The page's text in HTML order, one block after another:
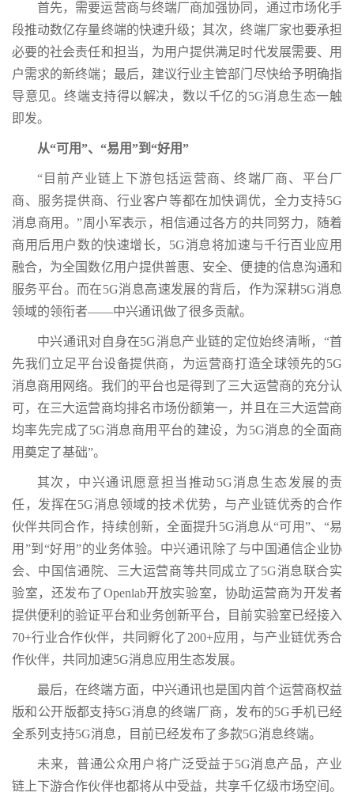
首先，需要运营商与终端厂商加强协同，通过市场化手
段推动数亿存量终端的快速升级；其次，终端厂家也要承担
必要的社会责任和担当，为用户提供满足时代发展需要、用
户需求的新终端；最后，建议行业主管部门尽快给予明确指
导意见。终端支持得以解决，数以千亿的5G消息生态一触
即发。
从“可用”、“易用”到“好用”
“目前产业链上下游包括运营商、终端厂商、平台厂
商、服务提供商、行业客户等都在加快调优，全力支持5G
消息商用。”周小军表示，相信通过各方的共同努力，随着
商用后用户数的快速增长，5G消息将加速与千行百业应用
融合，为全国数亿用户提供普惠、安全、便捷的信息沟通和
服务平台。而在5G消息高速发展的背后，作为深耕5G消息
领域的领衔者——中兴通讯做了很多贡献。
中兴通讯对自身在5G消息产业链的定位始终清晰，“首
先我们立足平台设备提供商，为运营商打造全球领先的5G
消息商用网络。我们的平台也是得到了三大运营商的充分认
可，在三大运营商均排名市场份额第一，并且在三大运营商
均率先完成了5G消息商用平台的建设，为5G消息的全面商
用奠定了基础”。
其次，中兴通讯愿意担当推动5G消息生态发展的责
任，发挥在5G消息领域的技术优势，与产业链优秀的合作
伙伴共同合作，持续创新，全面提升5G消息从“可用”、“易
用”到“好用”的业务体验。中兴通讯除了与中国通信企业协
会、中国信通院、三大运营商等共同成立了5G消息联合实
验室，还发布了Openlab开放实验室，协助运营商为开发者
提供便利的验证平台和业务创新平台，目前实验室已经接入
70+行业合作伙伴，共同孵化了200+应用，与产业链优秀合
作伙伴，共同加速5G消息应用生态发展。
最后，在终端方面，中兴通讯也是国内首个运营商权益
版和公开版都支持5G消息的终端厂商，发布的5G手机已经
全系列支持5G消息，目前已经发布了多款5G消息终端。
未来，普通公众用户将广泛受益于5G消息产品，产业
链上下游合作伙伴也都将从中受益，共享千亿级市场空间。